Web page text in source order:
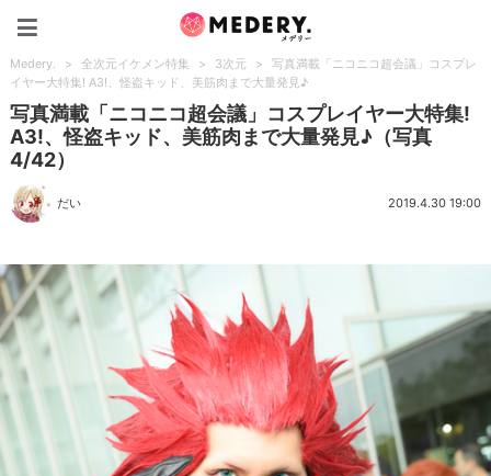
Medery. > 全次元イケメン特集 > 3次元 >
写真満載「ニコニコ超会議」コスプレ
イヤー大特集! A3!、怪盗キッド、美筋肉まで大量発見♪
写真満載「ニコニコ超会議」コスプレイヤー大特集!
A3!、怪盗キッド、美筋肉まで大量発見♪（写真
4/42）
だい 2019.4.30 19:00